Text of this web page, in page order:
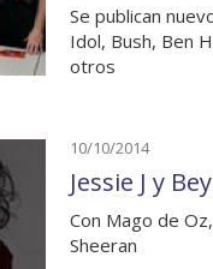
Se publican
Idol, Bush, Ben
otros
10/10/2014
Jessie J y
Con Mago de
Sheeran